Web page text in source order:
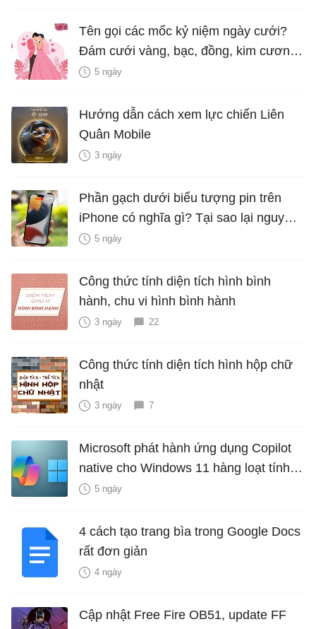
Tên gọi các mốc kỷ niệm ngày cưới?
Đám cưới vàng, bạc, đồng, kim cương
là bao nhiêu năm?
5 ngày
Hướng dẫn cách xem lực chiến Liên
Quân Mobile
3 ngày
Phần gạch dưới biểu tượng pin trên
iPhone có nghĩa gì? Tại sao lại nguy
hiểm?
5 ngày
Công thức tính diện tích hình bình
hành, chu vi hình bình hành
3 ngày 22
Công thức tính diện tích hình hộp chữ
nhật
3 ngày 7
Microsoft phát hành ứng dụng Copilot
native cho Windows 11 hàng loạt tính
năng mới Hữu Ích
5 ngày
4 cách tạo trang bìa trong Google Docs
rất đơn giản
4 ngày
Cập nhật Free Fire OB51, update FF